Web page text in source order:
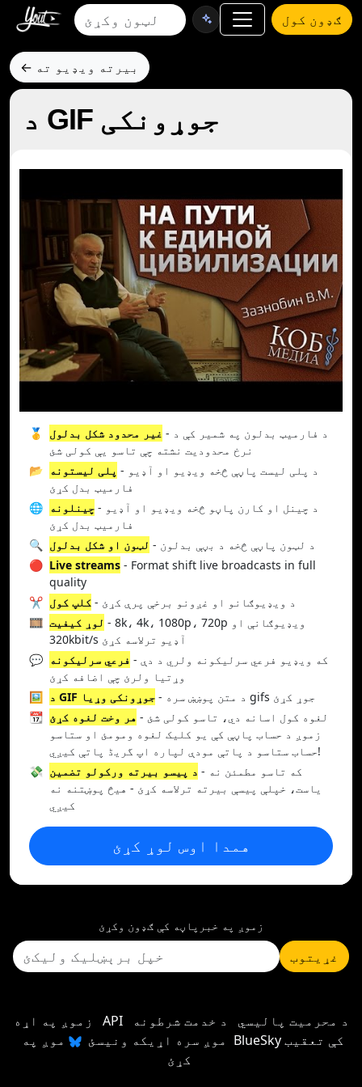
ګډون کول
← بیرته ویډیو ته
د GIF جوړونکی
🥇 غیر محدود شکل بدلول - د فارمیټ بدلون په شمیر کې د
نرخ محدودیت نشته چې تاسو یې کولی شئ
📂 پلی لیستونه - د پلی لیست پاڼې څخه ویډیو او آډیو
فارمیټ بدل کړئ
🌐 چینلونه - د چینل او کارن پاڼو څخه ویډیو او آډیو
فارمیټ بدل کړئ
🔍 لټون او شکل بدلول
- د لټون پاڼې څخه د بڼې بدلون
🔴 Live streams - Format shift live broadcasts in full
quality
✂️ کلپ کول
- د ویډیوګانو او غږونو برخې پرې کړئ
🎞️ لوړ کیفیت - 8k، 4k، 1080p، 720p ویډیوګانې او
320kbit/s آډیو ترلاسه کړئ
💬 فرعي سرلیکونه - که ویډیو فرعي سرلیکونه ولري د دې
وړتیا ولرئ چې اضافه کړئ
🖼️
د GIF جوړونکی وړیا
- د متن پوښښ سره gifs جوړ کړئ
📆 هر وخت لغوه کړئ - لغوه کول اسانه دي، تاسو کولی شئ
زموږ د حساب پاڼې کې یو کلیک لغوه ومومئ او ستاسو
حساب ستاسو د پاتې مودې لپاره اپ گریڈ پاتې کیږي!
💸 د پیسو بیرته ورکولو تضمین - که تاسو مطمئن نه
یاست، خپلې پیسې بیرته ترلاسه کړئ - هیڅ پوښتنه نه
کیږي
همدا اوس لوړ کړئ
زموږ په خبرپاڼه کې ګډون وکړئ
غړیتوب
زموږ په اړه API د محرمیت پالیسي
د خدمت شرطونه
موږ سره اړیکه ونیسئ
موږ په BlueSky کې تعقیب
کړئ